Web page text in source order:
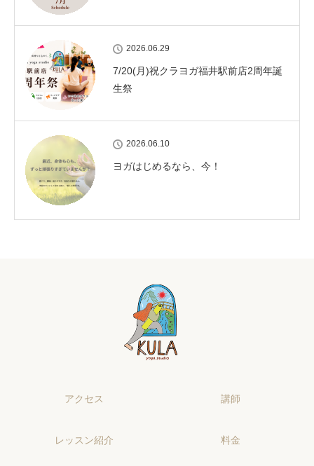
2026.06.29
7/20(月)祝クラヨガ福井駅前店2周年誕
生祭
2026.06.10
ヨガはじめるなら、今！
アクセス 講師
レッスン紹介 料金